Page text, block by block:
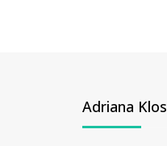
Adriana Klos